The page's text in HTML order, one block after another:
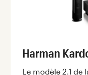
Harman
Le modèle 2.1 de